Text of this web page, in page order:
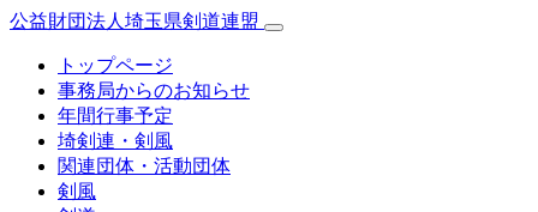
公益財団法人埼玉県剣道連盟
トップページ
事務局からのお知らせ
年間行事予定
埼剣連・剣風
関連団体・活動団体
剣風